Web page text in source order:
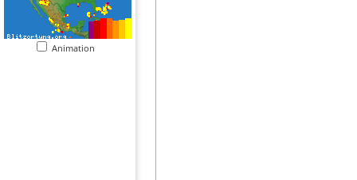
Animation